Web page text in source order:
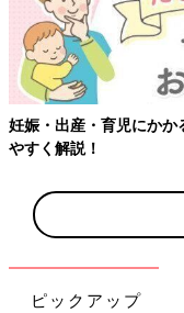
妊娠・出産・育児にかか
やすく解説！
ピックアップ